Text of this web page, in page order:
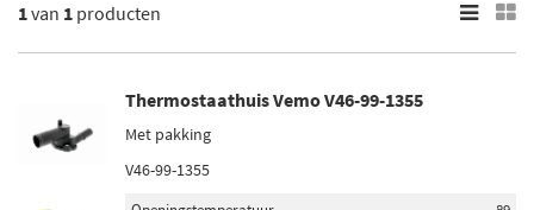
×
1van 1 producten
Thermostaathuis Vemo V46-99-1355
Met pakking
V46-99-1355